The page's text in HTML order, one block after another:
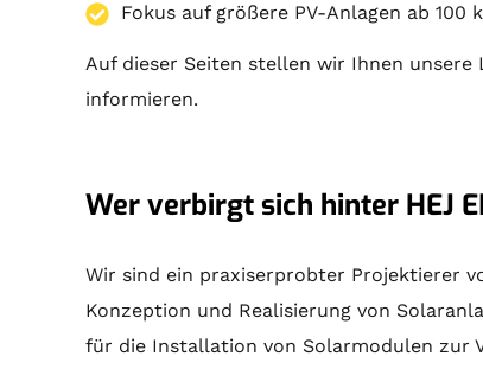
Fokus auf größere PV-Anlagen ab 100
Auf dieser Seiten stellen wir Ihnen
informieren.
Wer verbirgt sich hinter HEJ
Wir sind ein praxiserprobter Projektierer
Konzeption und Realisierung von
für die Installation von Solarmodulen zur